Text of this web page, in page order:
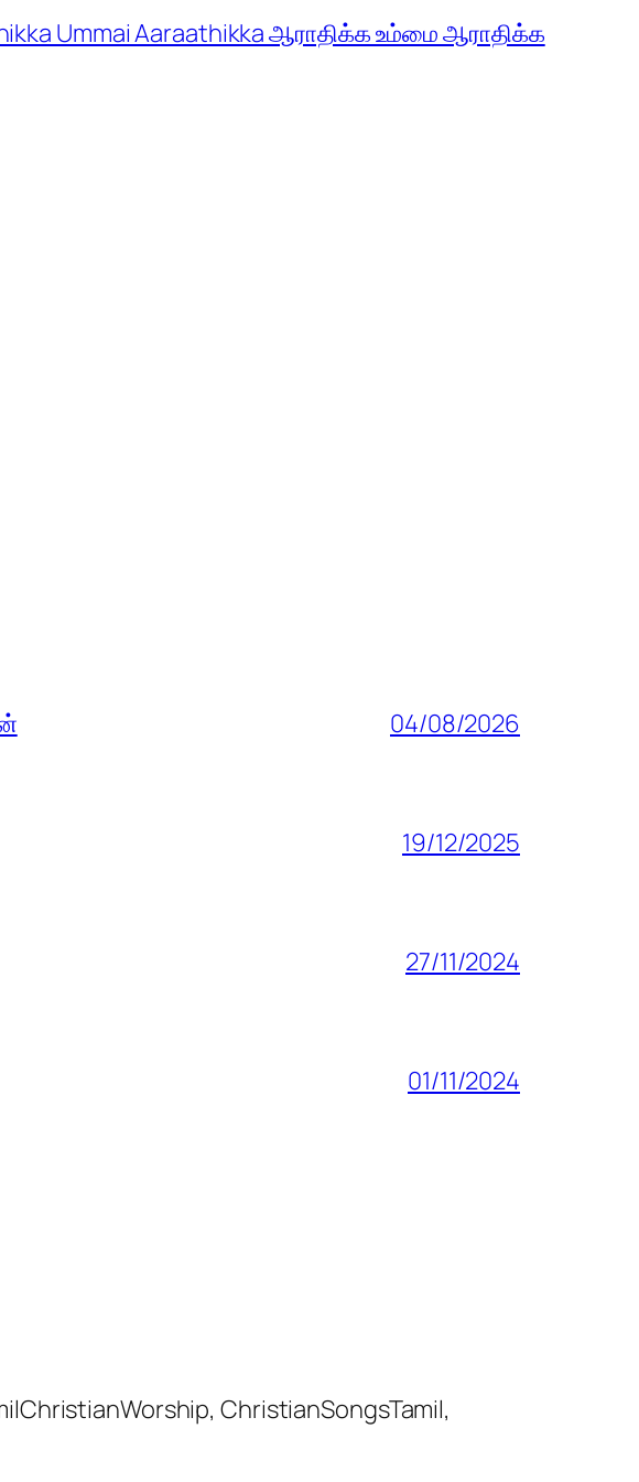
Ummai Aaraathikka ஆராதிக்க உம்மை ஆராதிக்க
04/08/2026
19/12/2025
27/11/2024
01/11/2024
ChristianSongsTamil,